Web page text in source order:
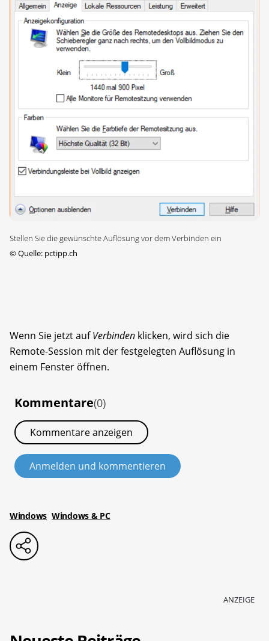
Stellen Sie die gewünschte Auflösung vor dem Verbinden ein
©Quelle: pctipp.ch
Wenn Sie jetzt aufVerbinden klicken, wird sich die
Remote-Session mit der festgelegten Auflösung in
einem Fenster öffnen.
Kommentare(0)
Kommentare anzeigen
Anmelden und kommentieren
Windows Windows & PC
ANZEIGE